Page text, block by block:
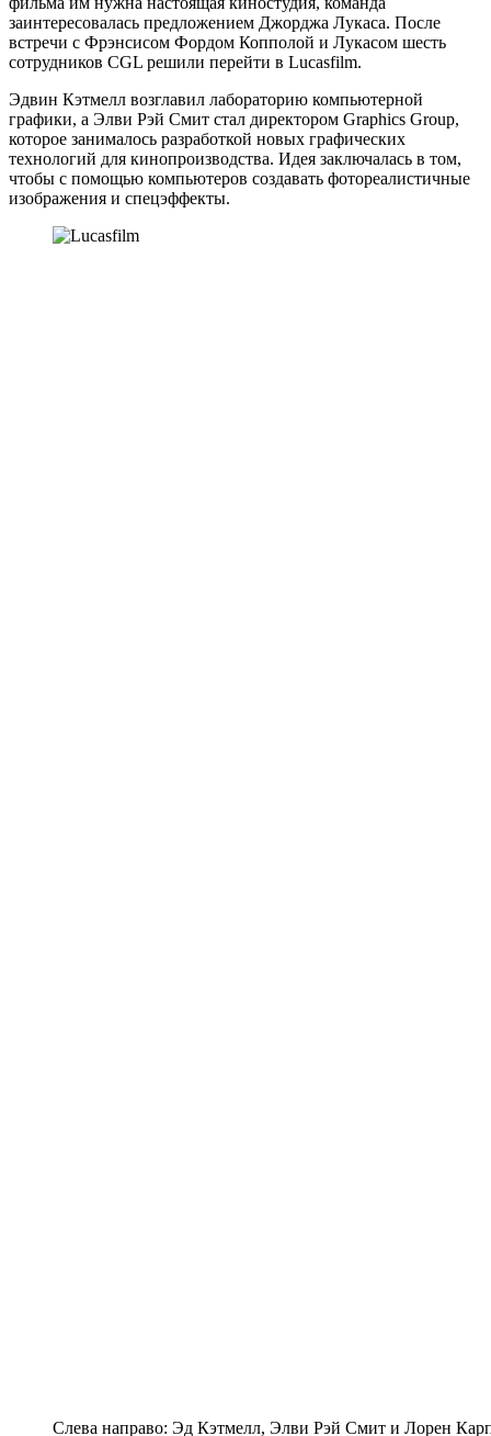
заинтересовалась предложением Джорджа Лукаса. После
встречи с Фрэнсисом Фордом Копполой и Лукасом шесть
сотрудников CGL решили перейти в Lucasfilm.
Эдвин Кэтмелл возглавил лабораторию компьютерной
графики, а Элви Рэй Смит стал директором Graphics Group,
которое занималось разработкой новых графических
технологий для кинопроизводства. Идея заключалась в том,
чтобы с помощью компьютеров создавать фотореалистичные
изображения и спецэффекты.
Слева направо: Эд Кэтмелл, Элви Рэй Смит и Лорен